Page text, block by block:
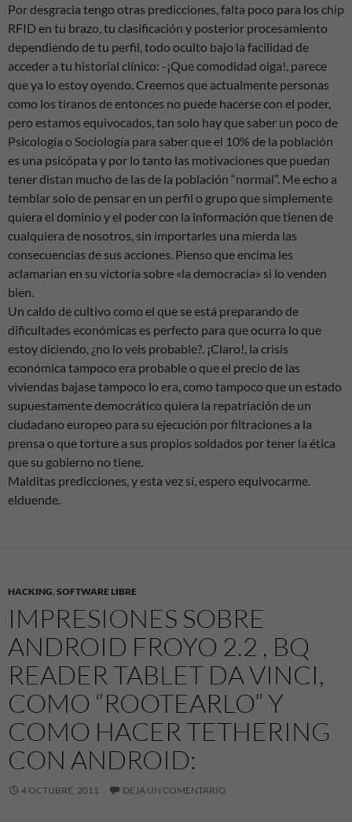
Por desgracia tengo otras predicciones, falta poco para los chip
RFID en tu brazo, tu clasificación y posterior procesamiento
dependiendo de tu perfil, todo oculto bajo la facilidad de
acceder a tu historial clínico: -¡Que comodidad oiga!, parece
que ya lo estoy oyendo. Creemos que actualmente personas
como los tiranos de entonces no puede hacerse con el poder,
pero estamos equivocados, tan solo hay que saber un poco de
Psicología o Sociología para saber que el 10% de la población
es una psicópata y por lo tanto las motivaciones que puedan
tener distan mucho de las de la población “normal”. Me echo a
temblar solo de pensar en un perfil o grupo que simplemente
quiera el dominio y el poder con la información que tienen de
cualquiera de nosotros, sin importarles una mierda las
consecuencias de sus acciones. Pienso que encima les
aclamarían en su victoria sobre «la democracia» si lo venden
bien.
Un caldo de cultivo como el que se está preparando de
dificultades económicas es perfecto para que ocurra lo que
estoy diciendo, ¿no lo veis probable?. ¡Claro!, la crisis
económica tampoco era probable o que el precio de las
viviendas bajase tampoco lo era, como tampoco que un estado
supuestamente democrático quiera la repatriación de un
ciudadano europeo para su ejecución por filtraciones a la
prensa o que torture a sus propios soldados por tener la ética
que su gobierno no tiene.
Malditas predicciones, y esta vez sí, espero equivocarme.
elduende.
HACKING, SOFTWARE LIBRE
IMPRESIONES SOBRE
ANDROID FROYO 2.2 , BQ
READER TABLET DA VINCI,
COMO “ROOTEARLO” Y
COMO HACER TETHERING
CON ANDROID:
4 OCTUBRE, 2011 DEJA UN COMENTARIO